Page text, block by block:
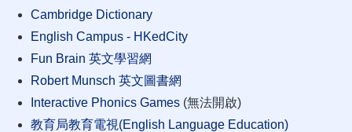
Cambridge Dictionary
English Campus - HKedCity
Fun Brain 英文學習網
Robert Munsch 英文圖書網
Interactive Phonics Games (無法開啟)
教育局教育電視(English Language Education)